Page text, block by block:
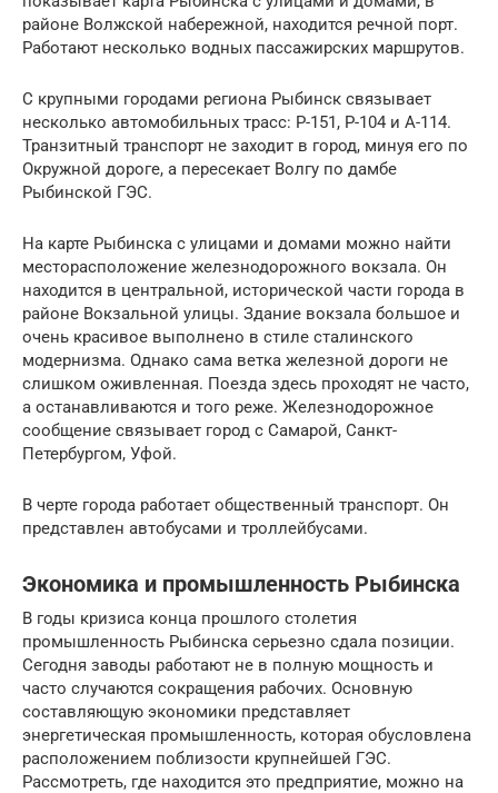
районе Волжской набережной, находится речной порт.
Работают несколько водных пассажирских маршрутов.
С крупными городами региона Рыбинск связывает
несколько автомобильных трасс: Р-151, Р-104 и А-114.
Транзитный транспорт не заходит в город, минуя его по
Окружной дороге, а пересекает Волгу по дамбе
Рыбинской ГЭС.
На карте Рыбинска с улицами и домами можно найти
месторасположение железнодорожного вокзала. Он
находится в центральной, исторической части города в
районе Вокзальной улицы. Здание вокзала большое и
очень красивое выполнено в стиле сталинского
модернизма. Однако сама ветка железной дороги не
слишком оживленная. Поезда здесь проходят не часто,
а останавливаются и того реже. Железнодорожное
сообщение связывает город с Самарой, Санкт-
Петербургом, Уфой.
В черте города работает общественный транспорт. Он
представлен автобусами и троллейбусами.
Экономика и промышленность Рыбинска
В годы кризиса конца прошлого столетия
промышленность Рыбинска серьезно сдала позиции.
Сегодня заводы работают не в полную мощность и
часто случаются сокращения рабочих. Основную
составляющую экономики представляет
энергетическая промышленность, которая обусловлена
расположением поблизости крупнейшей ГЭС.
Рассмотреть, где находится это предприятие, можно на